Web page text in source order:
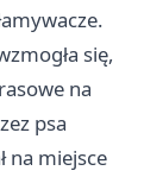
się,
na
psa
na miejsce